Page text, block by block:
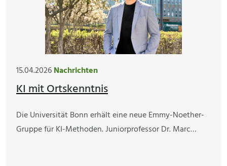
15.04.2026Nachrichten
KI mit Ortskenntnis
Die Universität Bonn erhält eine neue Emmy-Noether-
Gruppe für KI-Methoden. Juniorprofessor Dr. Marc…